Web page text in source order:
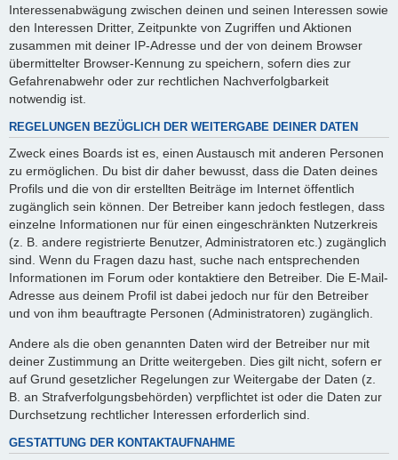
Interessenabwägung zwischen deinen und seinen Interessen sowie
den Interessen Dritter, Zeitpunkte von Zugriffen und Aktionen
zusammen mit deiner IP-Adresse und der von deinem Browser
übermittelter Browser-Kennung zu speichern, sofern dies zur
Gefahrenabwehr oder zur rechtlichen Nachverfolgbarkeit
notwendig ist.
REGELUNGEN BEZÜGLICH DER WEITERGABE DEINER DATEN
Zweck eines Boards ist es, einen Austausch mit anderen Personen
zu ermöglichen. Du bist dir daher bewusst, dass die Daten deines
Profils und die von dir erstellten Beiträge im Internet öffentlich
zugänglich sein können. Der Betreiber kann jedoch festlegen, dass
einzelne Informationen nur für einen eingeschränkten Nutzerkreis
(z. B. andere registrierte Benutzer, Administratoren etc.) zugänglich
sind. Wenn du Fragen dazu hast, suche nach entsprechenden
Informationen im Forum oder kontaktiere den Betreiber. Die E-Mail-
Adresse aus deinem Profil ist dabei jedoch nur für den Betreiber
und von ihm beauftragte Personen (Administratoren) zugänglich.
Andere als die oben genannten Daten wird der Betreiber nur mit
deiner Zustimmung an Dritte weitergeben. Dies gilt nicht, sofern er
auf Grund gesetzlicher Regelungen zur Weitergabe der Daten (z.
B. an Strafverfolgungsbehörden) verpflichtet ist oder die Daten zur
Durchsetzung rechtlicher Interessen erforderlich sind.
GESTATTUNG DER KONTAKTAUFNAHME